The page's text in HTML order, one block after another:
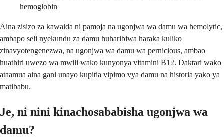
hemoglobin
Aina zisizo za kawaida ni pamoja na ugonjwa wa damu wa hemolytic,
ambapo seli nyekundu za damu huharibiwa haraka kuliko
zinavyotengenezwa, na ugonjwa wa damu wa pernicious, ambao
huathiri uwezo wa mwili wako kunyonya vitamini B12. Daktari wako
ataamua aina gani unayo kupitia vipimo vya damu na historia yako ya
matibabu.
Je, ni nini kinachosababisha ugonjwa wa
damu?